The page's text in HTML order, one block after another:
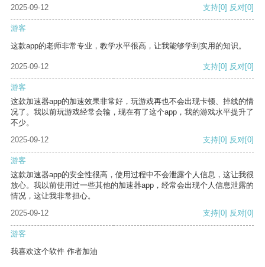
2025-09-12 支持[0] 反对[0]
游客
这款app的老师非常专业，教学水平很高，让我能够学到实用的知识。
2025-09-12 支持[0] 反对[0]
游客
这款加速器app的加速效果非常好，玩游戏再也不会出现卡顿、掉线的情
况了。我以前玩游戏经常会输，现在有了这个app，我的游戏水平提升了
不少。
2025-09-12
支持[0] 反对[0]
游客
这款加速器app的安全性很高，使用过程中不会泄露个人信息，这让我很
放心。我以前使用过一些其他的加速器app，经常会出现个人信息泄露的
情况，这让我非常担心。
2025-09-12
支持[0] 反对[0]
游客
我喜欢这个软件 作者加油